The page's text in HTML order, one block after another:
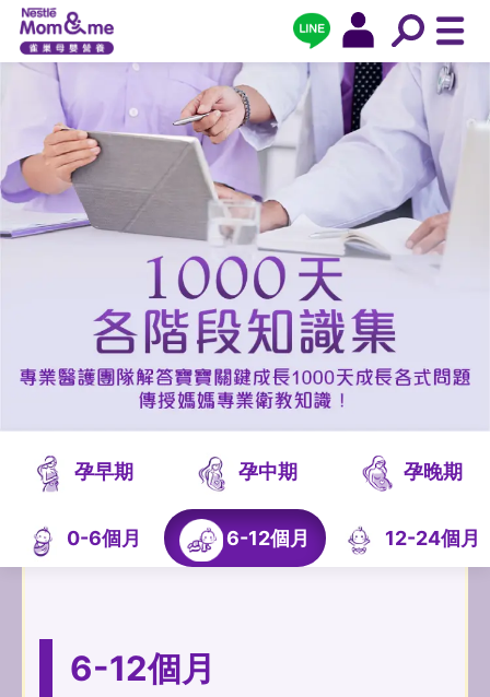
孕早期 孕中期 孕晚期
0-6個月 6-12個月 12-24個月
6-12個月